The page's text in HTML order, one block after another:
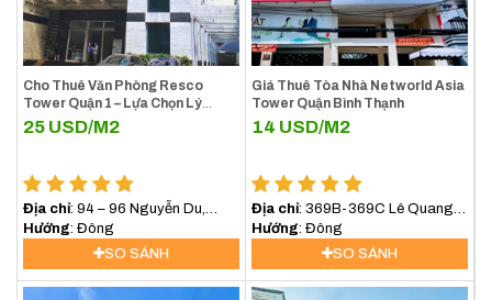
Cho Thuê Văn Phòng Resco
Tower Quận 1 – Lựa Chọn Lý
Tưởng Cho Doanh Nghiệp Tại
Trung Tâm TP.HCM
25 USD/M2
Địa chỉ: 94 – 96 Nguyễn Du,
Phường Sài Gòn (Phường Bến
Nghé, Quận 1)
Hướng : Đông
SO SÁNH
Giá Thuê Tòa Nhà Networld Asia
Tower Quận Bình Thạnh
14 USD/M2
Địa chỉ: 369B-369C Lê Quang
Định, Phường Bình Lợi Trung,
(Bình Thạnh) TP.HCM
Hướng : Đông
SO SÁNH